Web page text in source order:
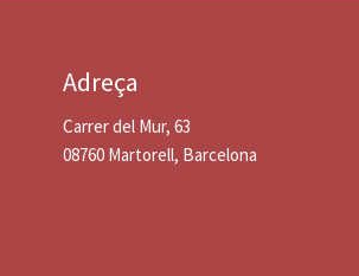
Adreça
Carrer del Mur, 63
08760 Martorell, Barcelona